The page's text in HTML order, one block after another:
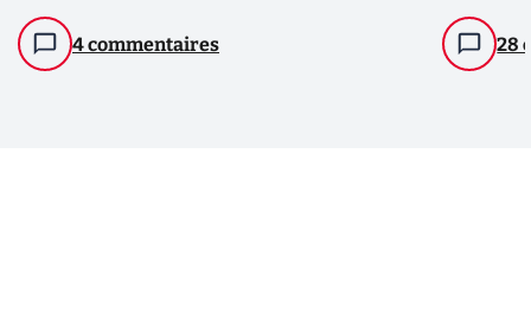
4 commentaires 28